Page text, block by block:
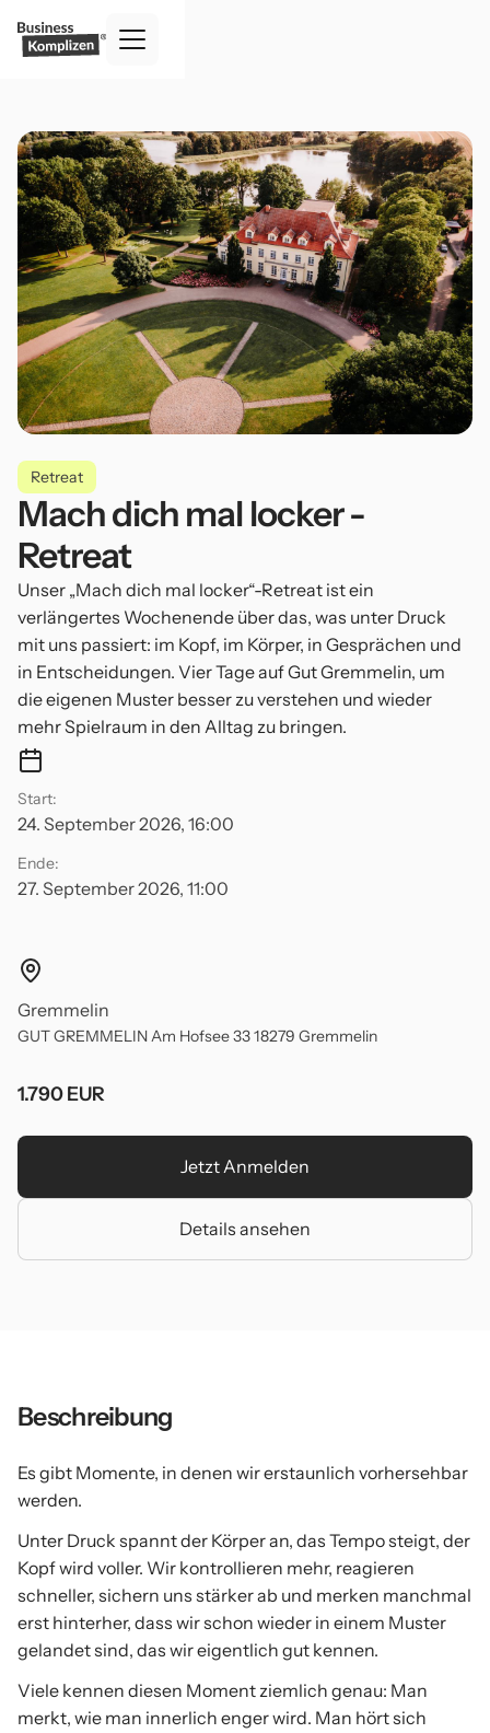
Retreat
Mach dich mal locker -
Retreat
Unser „Mach dich mal locker“-Retreat ist ein
verlängertes Wochenende über das, was unter Druck
mit uns passiert: im Kopf, im Körper, in Gesprächen und
in Entscheidungen. Vier Tage auf Gut Gremmelin, um
die eigenen Muster besser zu verstehen und wieder
mehr Spielraum in den Alltag zu bringen.
Start:
24. September 2026, 16:00
Ende:
27. September 2026, 11:00
Gremmelin
GUT GREMMELIN Am Hofsee 33 18279 Gremmelin
1.790 EUR
Jetzt Anmelden
Details ansehen
Beschreibung
Es gibt Momente, in denen wir erstaunlich vorhersehbar
werden.
Unter Druck spannt der Körper an, das Tempo steigt, der
Kopf wird voller. Wir kontrollieren mehr, reagieren
schneller, sichern uns stärker ab und merken manchmal
erst hinterher, dass wir schon wieder in einem Muster
gelandet sind, das wir eigentlich gut kennen.
Viele kennen diesen Moment ziemlich genau: Man
merkt, wie man innerlich enger wird. Man hört sich